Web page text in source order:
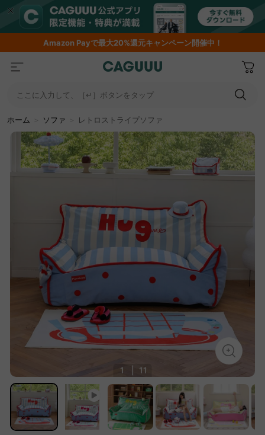
AmazonPayで最大20%還元キャンペーン開催中！
ここに入力して、［↵］ボタンをタップ
ホーム ソファ レトロストライプソファ
1 11